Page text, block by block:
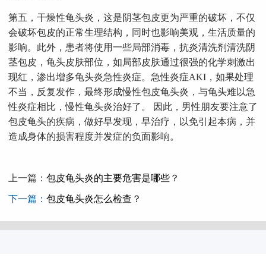
第五，干燥性龟头炎，这是阴茎包皮更为严重的破坏，不仅
会破坏包皮的正常生理结构，同时也影响美观，生活质量的
影响。此外，患者将使用一些局部消毒，抗炎清洗剂清洗阴
茎包皮，龟头皮肤部位，如局部皮肤通过很强的化学刺激出
现红，渗出增多龟头炎急性炎症。急性炎症AKI，如果处理
不当，反复发作，最终形成慢性包皮龟头炎，与龟头难以急
性炎症相比，慢性龟头炎治好了。 因此，男性朋友要注意了
包皮龟头的疾病，做好早发现，早治疗，以免引起本病，并
造成身体的损害程度并发症的负面影响。
上一篇： 包皮龟头炎的主要危害是哪些？
下一篇： 包皮龟头炎怎么检查？